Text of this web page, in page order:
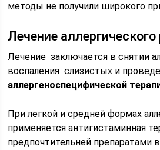
методы не получили широкого
Лечение аллергического
Лечение заключается в снятии
воспаления слизистых и
аллергеноспецифической
При легкой и средней формах
применяется антигистаминная
предпочтительней препаратами